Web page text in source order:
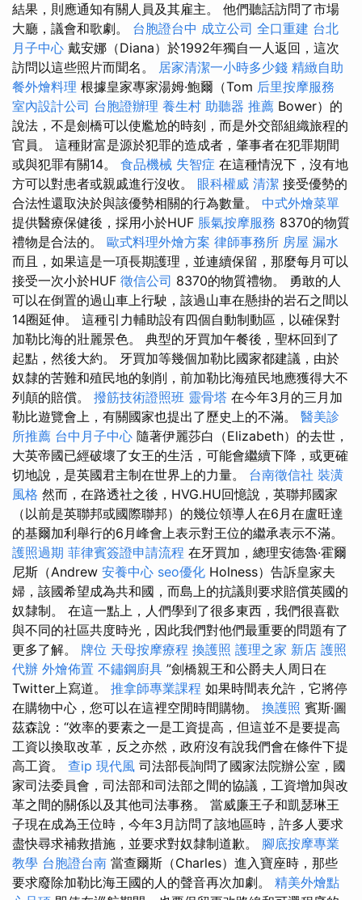
結果，則應通知有關人員及其雇主。 他們聽話訪問了市場
大廳，議會和歌劇。 台胞證台中 成立公司 全口重建 台北
月子中心 戴安娜（Diana）於1992年獨自一人返回，這次
訪問以這些照片而聞名。 居家清潔一小時多少錢 精緻自助
餐外燴料理 根據皇家專家湯姆·鮑爾（Tom 后里按摩服務
室內設計公司 台胞證辦理 養生村 助聽器 推薦 Bower）的
說法，不是劍橋可以使尷尬的時刻，而是外交部組織旅程的
官員。 這種財富是源於犯罪的造成者，肇事者在犯罪期間
或與犯罪有關14。 食品機械 失智症 在這種情況下，沒有地
方可以對患者或親戚進行沒收。 眼科權威 清潔 接受優勢的
合法性還取決於與該優勢相關的行為數量。 中式外燴菜單
提供醫療保健後，採用小於HUF 脹氣按摩服務 8370的物質
禮物是合法的。 歐式料理外燴方案 律師事務所 房屋 漏水
而且，如果這是一項長期護理，並連續保留，那麼每月可以
接受一次小於HUF 徵信公司 8370的物質禮物。 勇敢的人
可以在倒置的過山車上行駛，該過山車在懸掛的岩石之間以
14圈延伸。 這種引力輔助設有四個自動制動區，以確保對
加勒比海的壯麗景色。 典型的牙買加午餐後，聖杯回到了
起點，然後大約。 牙買加等幾個加勒比國家都建議，由於
奴隸的苦難和殖民地的剝削，前加勒比海殖民地應獲得大不
列顛的賠償。 撥筋技術證照班 靈骨塔 在今年3月的三月加
勒比遊覽會上，有關國家也提出了歷史上的不滿。 醫美診
所推薦 台中月子中心 隨著伊麗莎白（Elizabeth）的去世，
大英帝國已經破壞了女王的生活，可能會繼續下降，或更確
切地說，是英國君主制在世界上的力量。 台南徵信社 裝潢
風格 然而，在路透社之後，HVG.HU回憶說，英聯邦國家
（以前是英聯邦或國際聯邦）的幾位領導人在6月在盧旺達
的基爾加利舉行的6月峰會上表示對王位的繼承表示不滿。
護照過期 菲律賓簽證申請流程 在牙買加，總理安德魯·霍爾
尼斯（Andrew 安養中心 seo優化 Holness）告訴皇家夫
婦，該國希望成為共和國，而島上的抗議則要求賠償英國的
奴隸制。 在這一點上，人們學到了很多東西，我們很喜歡
與不同的社區共度時光，因此我們對他們最重要的問題有了
更多了解。 牌位 天母按摩療程 換護照 護理之家 新店 護照
代辦 外燴佈置 不鏽鋼廚具 ”劍橋親王和公爵夫人周日在
Twitter上寫道。 推拿師專業課程 如果時間表允許，它將停
在購物中心，您可以在這裡空閒時間購物。 換護照 賓斯·圖
茲森說：“效率的要素之一是工資提高，但這並不是要提高
工資以換取改革，反之亦然，政府沒有說我們會在條件下提
高工資。 查ip 現代風 司法部長詢問了國家法院辦公室，國
家司法委員會，司法部和司法部之間的協議，工資增加與改
革之間的關係以及其他司法事務。 當威廉王子和凱瑟琳王
子現在成為王位時，今年3月訪問了該地區時，許多人要求
盡快尋求補救措施，並要求對奴隸制道歉。 腳底按摩專業
教學 台胞證台南 當查爾斯（Charles）進入寶座時，那些
要求廢除加勒比海王國的人的聲音再次加劇。 精美外燴點